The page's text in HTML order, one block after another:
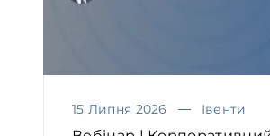
15 Липня 2026 Івенти